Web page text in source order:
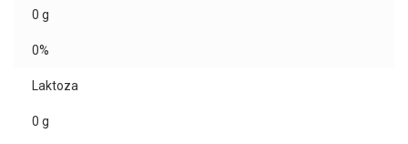
0 g
0%
Laktoza
0 g